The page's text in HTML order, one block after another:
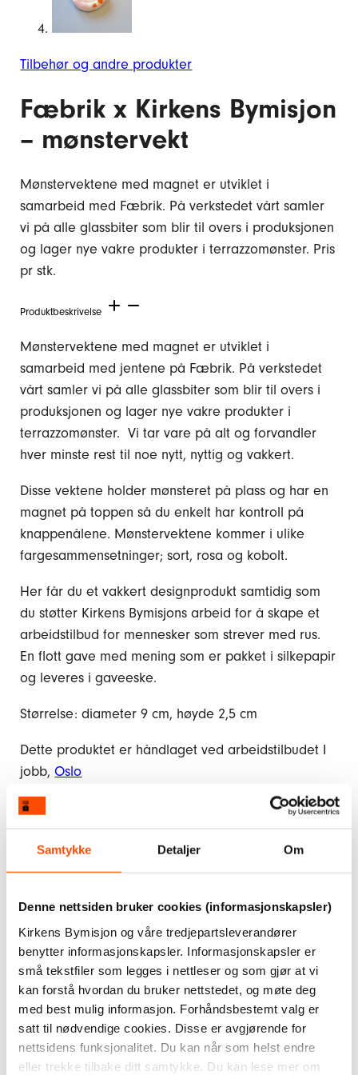
Samtykke Detaljer Om
Denne nettsiden bruker cookies (informasjonskapsler)
Kirkens Bymisjon og våre tredjepartsleverandører
benytter informasjonskapsler. Informasjonskapsler er
små tekstfiler som legges i nettleser og som gjør at vi
kan forstå hvordan du bruker nettstedet, og møte deg
med best mulig informasjon. Forhåndsbestemt valg er
satt til nødvendige cookies. Disse er avgjørende for
nettsidens funksjonalitet. Du kan når som helst endre
eller trekke tilbake ditt samtykke. Du kan lese mer om
Tilbehør og andre produkter
Fæbrik x Kirkens Bymisjon
– mønstervekt
Mønstervektene med magnet er utviklet i
samarbeid med Fæbrik. På verkstedet vårt samler
vi på alle glassbiter som blir til overs i produksjonen
og lager nye vakre produkter i terrazzomønster. Pris
pr stk.
Produktbeskrivelse
Mønstervektene med magnet er utviklet i
samarbeid med jentene på Fæbrik. På verkstedet
vårt samler vi på alle glassbiter som blir til overs i
produksjonen og lager nye vakre produkter i
terrazzomønster. Vi tar vare på alt og forvandler
hver minste rest til noe nytt, nyttig og vakkert.
Disse vektene holder mønsteret på plass og har en
magnet på toppen så du enkelt har kontroll på
knappenålene. Mønstervektene kommer i ulike
fargesammensetninger; sort, rosa og kobolt.
Her får du et vakkert designprodukt samtidig som
du støtter Kirkens Bymisjons arbeid for å skape et
arbeidstilbud for mennesker som strever med rus.
En flott gave med mening som er pakket i silkepapir
og leveres i gaveeske.
Størrelse: diameter 9 cm, høyde 2,5 cm
Dette produktet er håndlaget ved arbeidstilbudet I
jobb,Oslo
Fargevarianter
Hvit, rosa, oransje
1 på lager
Kr420,–
Legg i handlekurv